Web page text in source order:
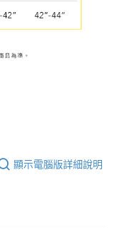
顯示電腦版詳細說明